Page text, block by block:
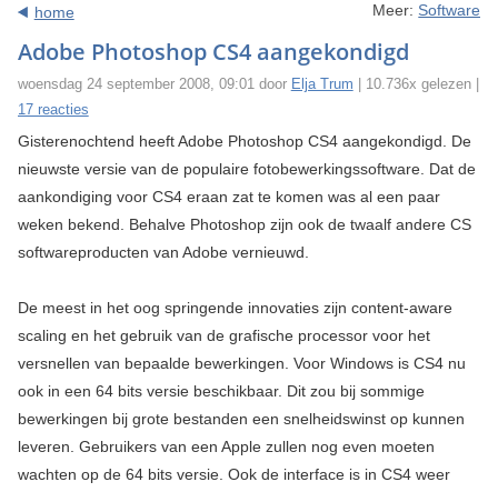
home Meer: Software
Adobe Photoshop CS4 aangekondigd
woensdag 24 september 2008, 09:01 door Elja Trum | 10.736x gelezen |
17 reacties
Gisterenochtend heeft Adobe Photoshop CS4 aangekondigd. De
nieuwste versie van de populaire fotobewerkingssoftware. Dat de
aankondiging voor CS4 eraan zat te komen was al een paar
weken bekend. Behalve Photoshop zijn ook de twaalf andere CS
softwareproducten van Adobe vernieuwd.
De meest in het oog springende innovaties zijn content-aware
scaling en het gebruik van de grafische processor voor het
versnellen van bepaalde bewerkingen. Voor Windows is CS4 nu
ook in een 64 bits versie beschikbaar. Dit zou bij sommige
bewerkingen bij grote bestanden een snelheidswinst op kunnen
leveren. Gebruikers van een Apple zullen nog even moeten
wachten op de 64 bits versie. Ook de interface is in CS4 weer